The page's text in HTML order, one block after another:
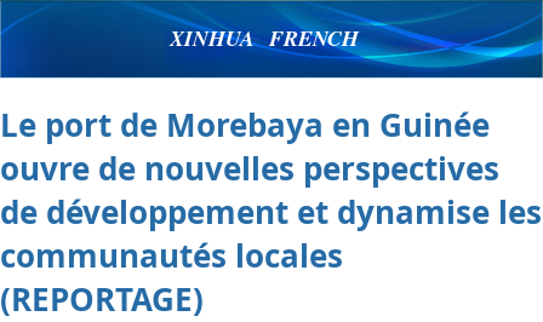
XINHUA FRENCH
Le port de Morebaya en Guinée
ouvre de nouvelles perspectives
de développement et dynamise les
communautés locales
(REPORTAGE)